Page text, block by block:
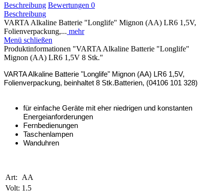
Beschreibung Bewertungen 0
Beschreibung
VARTA Alkaline Batterie "Longlife" Mignon (AA) LR6 1,5V,
Folienverpackung,... mehr
Menü schließen
Produktinformationen "VARTA Alkaline Batterie "Longlife"
Mignon (AA) LR6 1,5V 8 Stk."
VARTA Alkaline Batterie "Longlife" Mignon (AA) LR6 1,5V,
Folienverpackung, beinhaltet 8 Stk.Batterien, (04106 101 328)
für einfache Geräte mit eher niedrigen und konstanten
Energeianforderungen
Fernbedienungen
Taschenlampen
Wanduhren
Art:
AA
Volt: 1.5